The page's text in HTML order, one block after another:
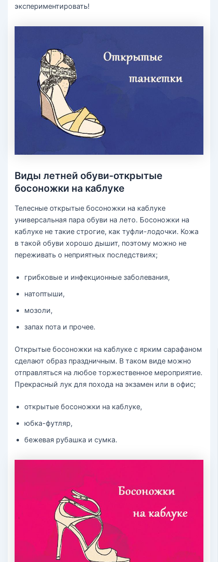
экспериментировать!
Виды летней обуви-открытые
босоножки на каблуке
Телесные открытые босоножки на каблуке
универсальная пара обуви на лето. Босоножки на
каблуке не такие строгие, как туфли-лодочки. Кожа
в такой обуви хорошо дышит, поэтому можно не
переживать о неприятных последствиях;
грибковые и инфекционные заболевания,
натоптыши,
мозоли,
запах пота и прочее.
Открытые босоножки на каблуке с ярким сарафаном
сделают образ праздничным. В таком виде можно
отправляться на любое торжественное мероприятие.
Прекрасный лук для похода на экзамен или в офис;
открытые босоножки на каблуке,
юбка-футляр,
бежевая рубашка и сумка.